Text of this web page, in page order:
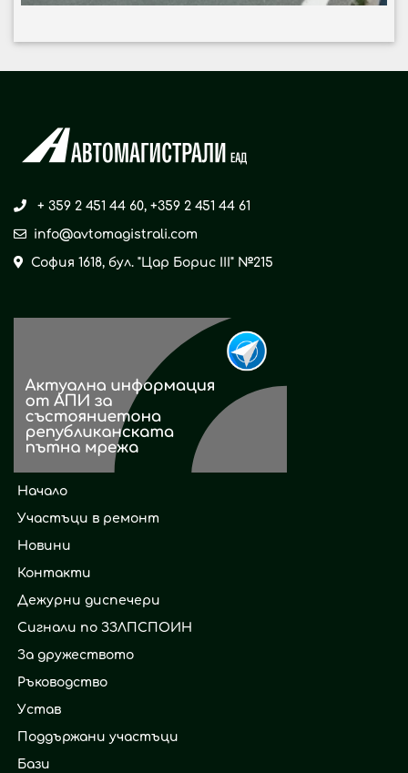
+ 359 2 451 44 60, +359 2 451 44 61
info@avtomagistrali.com
София 1618, бул. "Цар Борис ІІІ" №215
Начало
Участъци в ремонт
Новини
Контакти
Дежурни диспечери
Сигнали по ЗЗЛПСПОИН
За дружеството
Ръководство
Устав
Поддържани участъци
Бази